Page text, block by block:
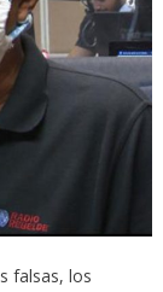
falsas, los